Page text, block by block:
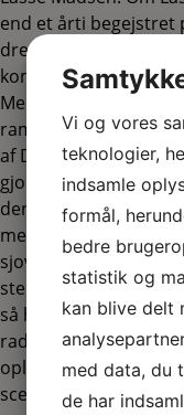
end et årti begejstret
drenget charme,
komiske i selv de
Med sin
rammer plet, har
af Danmarks mest
gjort ham til en
derfor han har en
mennesker, som
sjove videoer med
stereotyper, vi alle
så har du måske set
radioen og podcast.
opleve ham dér, hvor
scenen!
Vi og vores
teknologier,
indsamle
formål,
bedre
statistik og
kan blive delt
med data, du
de har